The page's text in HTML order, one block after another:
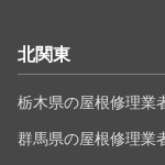
北関東
栃木県の屋根修理業
群馬県の屋根修理業